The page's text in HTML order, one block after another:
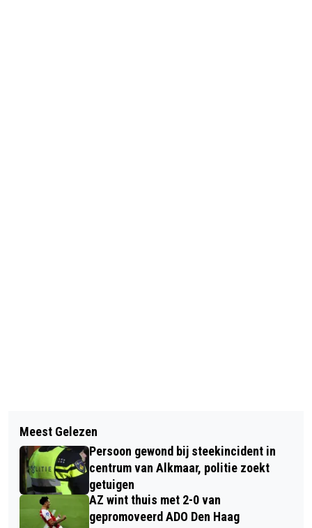
MEERDERE SLACHTOFFERS BIJ GROOT
ONGELUK MET ZEVEN AUTO'S IN
ALKMAAR
MEER BOMEN REDDEN EN MENSEN
MEER BIJ KLIMAATBELEID
BETREKKEN
Meest Gelezen
Persoon gewond bij steekincident in
centrum van Alkmaar, politie zoekt
getuigen
AZ wint thuis met 2-0 van
gepromoveerd ADO Den Haag